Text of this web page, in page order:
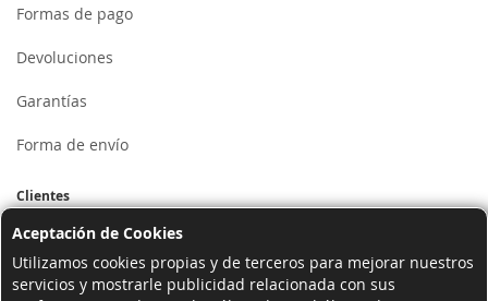
Aceptación de Cookies
Utilizamos cookies propias y de terceros para mejorar nuestros
servicios y mostrarle publicidad relacionada con sus
Formas de pago
Devoluciones
Garantías
Forma de envío
Clientes
Mi cuenta
Registrarse